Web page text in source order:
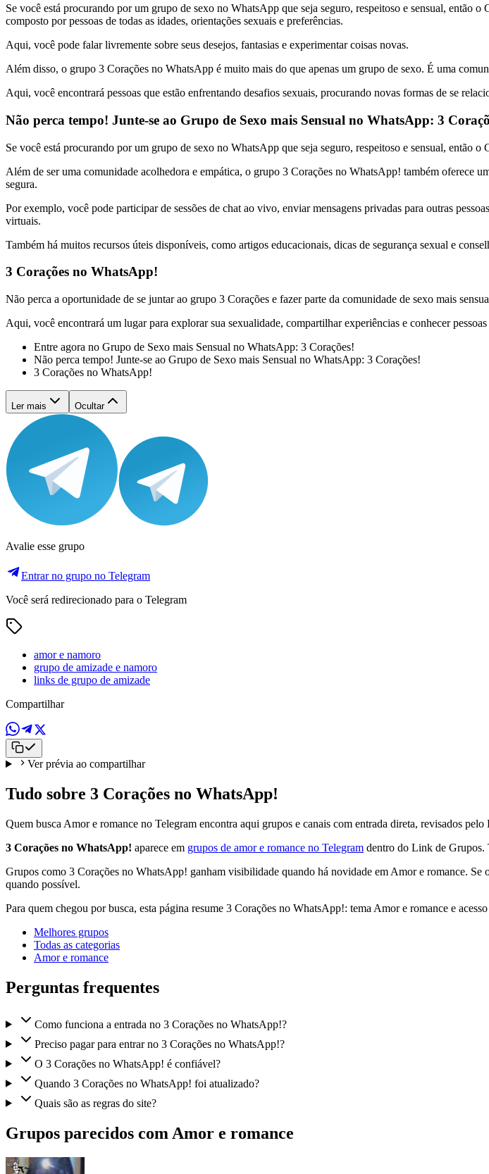
Se você está procurando por um grupo de sexo no WhatsApp que seja seguro, respeitoso e sensual, então
composto por pessoas de todas as idades, orientações sexuais e preferências.
Aqui, você pode falar livremente sobre seus desejos, fantasias e experimentar coisas novas.
Além disso, o grupo 3 Corações no WhatsApp é muito mais do que apenas um grupo de sexo. É uma
Aqui, você encontrará pessoas que estão enfrentando desafios sexuais, procurando novas formas de se
Não perca tempo! Junte-se ao Grupo de Sexo mais Sensual no WhatsApp: 3
Se você está procurando por um grupo de sexo no WhatsApp que seja seguro, respeitoso e sensual, então
Além de ser uma comunidade acolhedora e empática, o grupo 3 Corações no WhatsApp! também oferece
segura.
Por exemplo, você pode participar de sessões de chat ao vivo, enviar mensagens privadas para outras
virtuais.
Também há muitos recursos úteis disponíveis, como artigos educacionais, dicas de segurança sexual e
3 Corações no WhatsApp!
Não perca a oportunidade de se juntar ao grupo 3 Corações e fazer parte da comunidade de sexo mais
Aqui, você encontrará um lugar para explorar sua sexualidade, compartilhar experiências e conhecer
Entre agora no Grupo de Sexo mais Sensual no WhatsApp: 3 Corações!
Não perca tempo! Junte-se ao Grupo de Sexo mais Sensual no WhatsApp: 3 Corações!
3 Corações no WhatsApp!
Ler mais Ocultar
Avalie esse grupo
Entrar no grupo no Telegram
Você será redirecionado para o Telegram
amor e namoro
grupo de amizade e namoro
links de grupo de amizade
Compartilhar
Ver prévia ao compartilhar
Tudo sobre 3 Corações no WhatsApp!
Quem busca Amor e romance no Telegram encontra aqui grupos e canais com entrada direta, revisados
3 Corações no WhatsApp! aparece em grupos de amor e romance no Telegram dentro do Link de
Grupos como 3 Corações no WhatsApp! ganham visibilidade quando há novidade em Amor e romance.
quando possível.
Para quem chegou por busca, esta página resume 3 Corações no WhatsApp!: tema Amor e romance e
Melhores grupos
Todas as categorias
Amor e romance
Perguntas frequentes
Como funciona a entrada no 3 Corações no WhatsApp!?
Preciso pagar para entrar no 3 Corações no WhatsApp!?
O 3 Corações no WhatsApp! é confiável?
Quando 3 Corações no WhatsApp! foi atualizado?
Quais são as regras do site?
Grupos parecidos com Amor e romance